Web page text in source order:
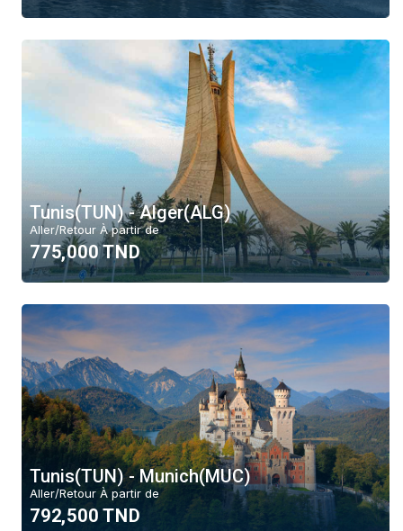
Tunis(TUN) - Alger(ALG)
Aller/Retour À partir de
775,000 TND
Tunis(TUN) - Munich(MUC)
Aller/Retour À partir de
792,500 TND